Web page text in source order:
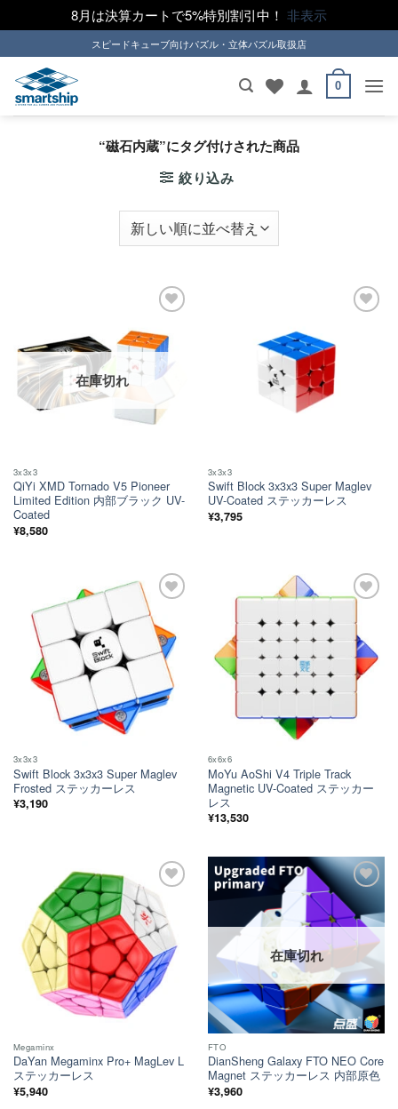
8月は決算カートで5%特別割引中！ 非表示
to
content
スピードキューブ向けパズル・立体パズル取扱店
0
“磁石内蔵”にタグ付けされた商品
絞り込み
い！
在庫切れ
3x3x3
QiYi XMD Tornado V5 Pioneer
Limited Edition 内部ブラック UV-
Coated
¥8,580
3x3x3
Swift Block 3x3x3 Super Maglev
UV-Coated ステッカーレス
¥3,795
3x3x3
Swift Block 3x3x3 Super Maglev
Frosted ステッカーレス
¥3,190
い！
6x6x6
MoYu AoShi V4 Triple Track
Magnetic UV-Coated ステッカー
レス
¥13,530
Megaminx
DaYan Megaminx Pro+ MagLev L
ステッカーレス
¥5,940
ほし
い！
在庫切れ
FTO
DianSheng Galaxy FTO NEO Core
Magnet ステッカーレス 内部原色
¥3,960